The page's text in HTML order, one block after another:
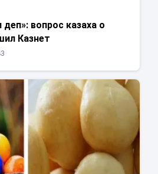
деп»: вопрос казаха о
Казнет